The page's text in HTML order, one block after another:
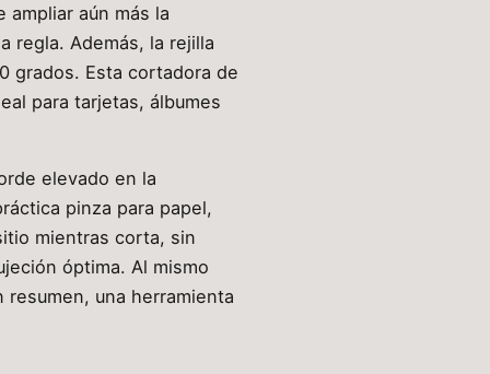
ampliar aún más la
regla. Además, la rejilla
grados. Esta cortadora de
para tarjetas, álbumes
elevado en la
pinza para papel,
mientras corta, sin
óptima. Al mismo
una herramienta